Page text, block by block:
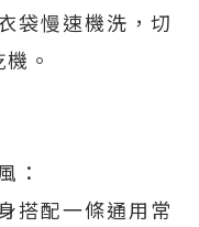
袋慢速機洗，切
。
：
搭配一條通用常